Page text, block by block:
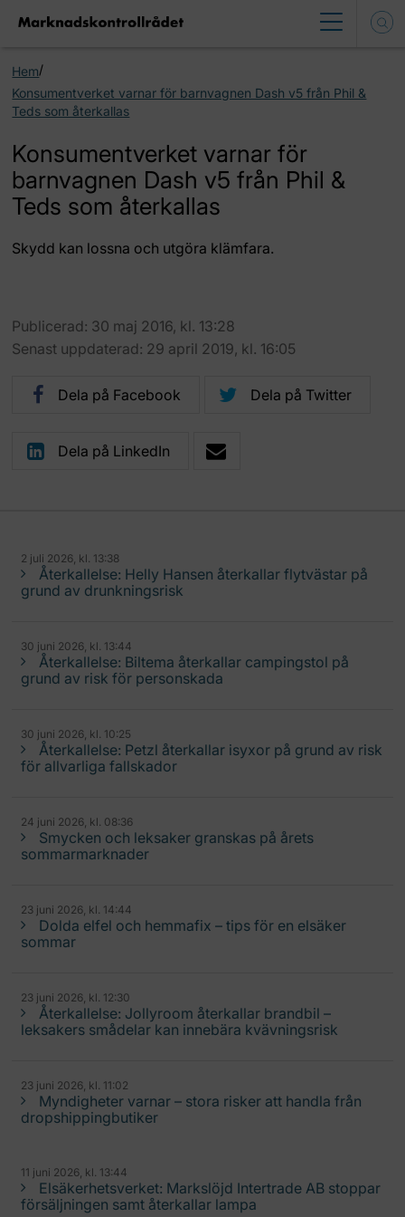
Hem/
Konsumentverket varnar för barnvagnen Dash v5 från Phil &
Teds som återkallas
Konsumentverket varnar för
barnvagnen Dash v5 från Phil &
Teds som återkallas
Skydd kan lossna och utgöra klämfara.
Publicerad: 30 maj 2016, kl. 13:28
Senast uppdaterad: 29 april 2019, kl. 16:05
Dela på Facebook Dela på Twitter
Dela på LinkedIn
2 juli 2026, kl. 13:38
Återkallelse: Helly Hansen återkallar flytvästar på
grund av drunkningsrisk
30 juni 2026, kl. 13:44
Återkallelse: Biltema återkallar campingstol på
grund av risk för personskada
30 juni 2026, kl. 10:25
Återkallelse: Petzl återkallar isyxor på grund av risk
för allvarliga fallskador
24 juni 2026, kl. 08:36
Smycken och leksaker granskas på årets
sommarmarknader
23 juni 2026, kl. 14:44
Dolda elfel och hemmafix – tips för en elsäker
sommar
23 juni 2026, kl. 12:30
Återkallelse: Jollyroom återkallar brandbil –
leksakers smådelar kan innebära kvävningsrisk
23 juni 2026, kl. 11:02
Myndigheter varnar – stora risker att handla från
dropshippingbutiker
11 juni 2026, kl. 13:44
Elsäkerhetsverket: Markslöjd Intertrade AB stoppar
försäljningen samt återkallar lampa